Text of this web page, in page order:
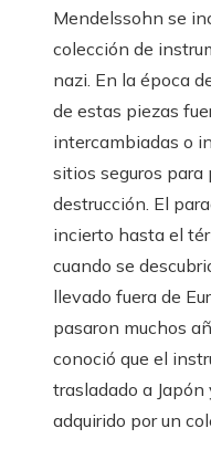
Mendelssohn se
colección de
nazi. En la época
de estas piezas
intercambiadas o
sitios seguros para
destrucción. El
incierto hasta el
cuando se
llevado fuera de
pasaron muchos
conoció que el
trasladado a
adquirido por un